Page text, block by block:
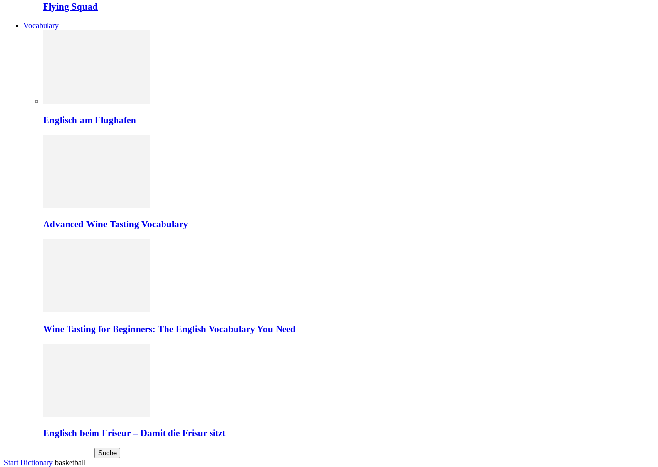
Flying Squad
Vocabulary
Englisch am Flughafen
Advanced Wine Tasting Vocabulary
Wine Tasting for Beginners: The English Vocabulary You Need
Englisch beim Friseur – Damit die Frisur sitzt
Start Dictionary basketball